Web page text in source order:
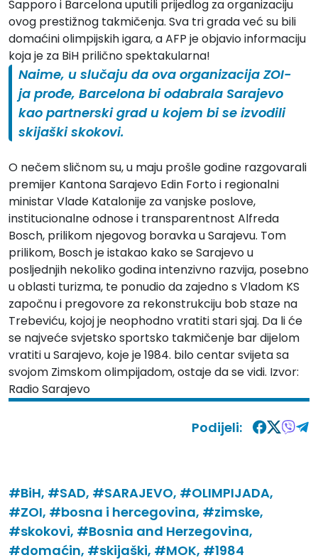
Sapporo i Barcelona uputili prijedlog za organizaciju
ovog prestižnog takmičenja. Sva tri grada već su bili
domaćini olimpijskih igara, a AFP je objavio informaciju
koja je za BiH prilično spektakularna!
Naime, u slučaju da ova organizacija ZOI-
ja prođe, Barcelona bi odabrala Sarajevo
kao partnerski grad u kojem bi se izvodili
skijaški skokovi.
O nečem sličnom su, u maju prošle godine razgovarali
premijer Kantona Sarajevo Edin Forto i regionalni
ministar Vlade Katalonije za vanjske poslove,
institucionalne odnose i transparentnost Alfreda
Bosch, prilikom njegovog boravka u Sarajevu. Tom
prilikom, Bosch je istakao kako se Sarajevo u
posljednjih nekoliko godina intenzivno razvija, posebno
u oblasti turizma, te ponudio da zajedno s Vladom KS
započnu i pregovore za rekonstrukciju bob staze na
Trebeviću, kojoj je neophodno vratiti stari sjaj. Da li će
se najveće svjetsko sportsko takmičenje bar dijelom
vratiti u Sarajevo, koje je 1984. bilo centar svijeta sa
svojom Zimskom olimpijadom, ostaje da se vidi. Izvor:
Radio Sarajevo
Podijeli:
#BiH, #SAD, #SARAJEVO, #OLIMPIJADA,
#ZOI, #bosna i hercegovina, #zimske,
#skokovi, #Bosnia and Herzegovina,
#domaćin, #skijaški, #MOK, #1984